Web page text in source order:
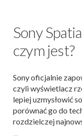
Sony
czym jest?
Sony oficjalnie
czyli wyświetlacz
lepiej uzmysłowić
porównać go do
rozdzielczej